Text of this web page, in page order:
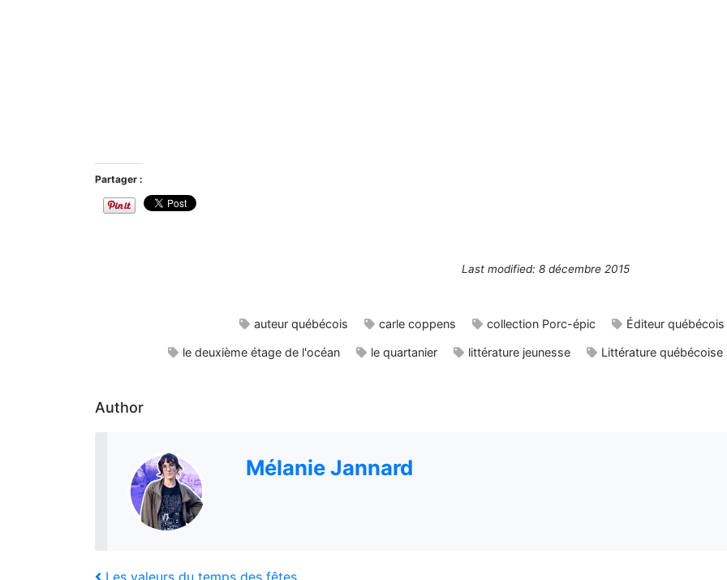
Partager :
Last modified: 8 décembre 2015
auteur québécois carle coppens collection Porc-épic Éditeur québécois
le deuxième étage de l'océan le quartanier littérature jeunesse Littérature québécoise
Author
Mélanie Jannard
Previous
Les valeurs du temps des fêtes